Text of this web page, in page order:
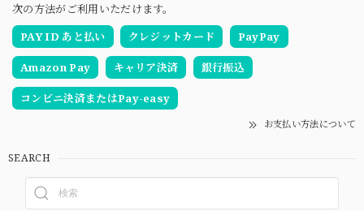
次の方法がご利用いただけます。
PAY ID あと払い
クレジットカード PayPay
Amazon Pay キャリア決済 銀行振込
コンビニ決済またはPay-easy
お支払い方法について
SEARCH